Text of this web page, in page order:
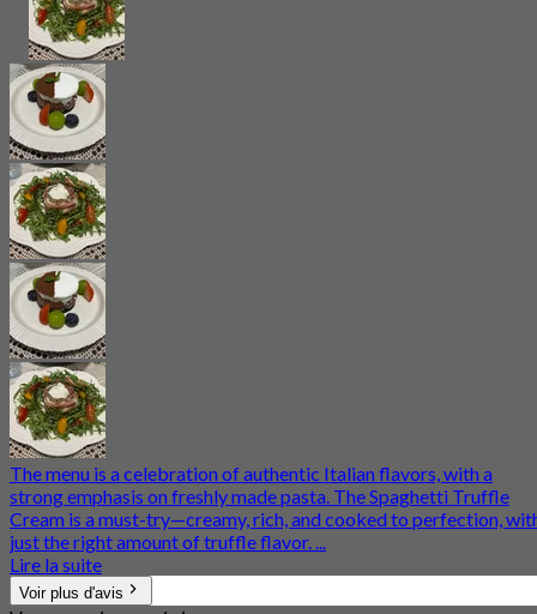
The menu is a celebration of authentic Italian flavors, with a
strong emphasis on freshly made pasta. The Spaghetti Truffle
Cream is a must-try—creamy, rich, and cooked to perfection,
just the right amount of truffle flavor. ...
Lire la suite
Voir plus d'avis